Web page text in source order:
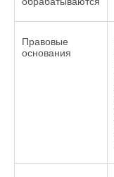
Правовые
основания